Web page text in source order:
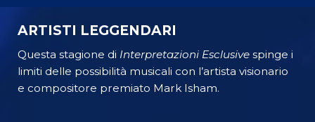
ARTISTI LEGGENDARI
Questa stagione di Interpretazioni Esclusive spinge i
limiti delle possibilità musicali con l’artista visionario
e compositore premiato Mark Isham.